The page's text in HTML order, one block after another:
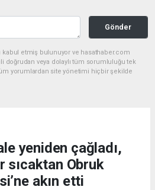
Gönder
kabul etmiş bulunuyor ve hasathaber.com
doğrudan veya dolaylı tüm sorumluluğu tek
yorumlardan site yönetimi hiçbir şekilde
yeniden çağladı,
sıcaktan Obruk
akın etti